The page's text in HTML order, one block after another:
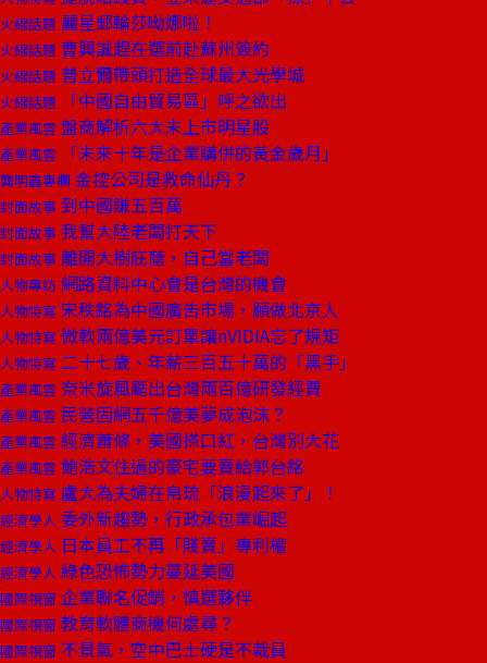
火線話題 麗星郵輪莎呦娜啦！
火線話題 曹興誠趕在選前赴蘇州簽約
火線話題 普立爾帶頭打造全球最大光學城
火線話題 「中國自由貿易區」呼之欲出
產業風雲 盤商解析六大未上市明星股
產業風雲 「未來十年是企業購併的黃金歲月」
龔明鑫專欄 金控公司是救命仙丹？
封面故事 到中國賺五百萬
封面故事 我幫大陸老闆打天下
封面故事 離開大樹庇蔭，自己當老闆
人物專訪 網路資料中心會是台灣的機會
人物特寫 宋秩銘為中國廣告市場，願做北京人
人物特寫 微軟兩億美元訂單讓nVIDIA忘了規矩
人物特寫 二十七歲、年薪三百五十萬的「黑手」
產業風雲 奈米旋風颳出台灣兩百億研發經費
產業風雲 民營固網五千億美夢成泡沫？
產業風雲 經濟蕭條，美國搽口紅，台灣別大花
產業風雲 鮑浩文住過的豪宅要賣給郭台銘
人物特寫 盧大為夫婦在帛琉「浪漫起來了」！
經濟學人 委外新趨勢，行政承包業崛起
經濟學人 日本員工不再「賤賣」專利權
經濟學人 綠色恐怖勢力蔓延美國
國際視窗 企業聯名促銷，慎選夥伴
國際視窗 教育軟體商機何處尋？
國際視窗 不景氣，空中巴士硬是不裁員